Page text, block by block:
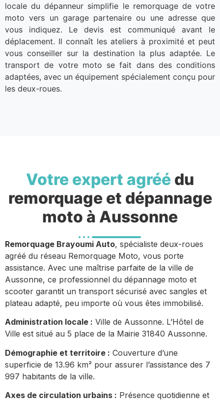
locale du dépanneur simplifie le remorquage de votre
moto vers un garage partenaire ou une adresse que
vous indiquez. Le devis est communiqué avant le
déplacement. Il connaît les ateliers à proximité et peut
vous conseiller sur la destination la plus adaptée. Le
transport de votre moto se fait dans des conditions
adaptées, avec un équipement spécialement conçu pour
les deux-roues.
Votre expert agréé du
remorquage et dépannage
moto à Aussonne
Remorquage Brayoumi Auto, spécialiste deux-roues
agréé du réseau Remorquage Moto, vous porte
assistance. Avec une maîtrise parfaite de la ville de
Aussonne, ce professionnel du dépannage moto et
scooter garantit un transport sécurisé avec sangles et
plateau adapté, peu importe où vous êtes immobilisé.
Administration locale : Ville de Aussonne. L’Hôtel de
Ville est situé au 5 place de la Mairie 31840 Aussonne.
Démographie et territoire : Couverture d’une
superficie de 13.96 km² pour assurer l’assistance des 7
997 habitants de la ville.
Axes de circulation urbains : Présence quotidienne et